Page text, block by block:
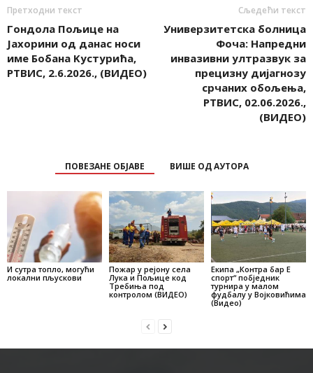
Претходни текст
Гондола Пољице на
Јахорини од данас носи
име Бобана Kустурића,
РТВИС, 2.6.2026., (ВИДЕО)
Сљедећи текст
Универзитетска болница
Фоча: Напредни
инвазивни ултразвук за
прецизну дијагнозу
срчаних обољења,
РТВИС, 02.06.2026.,
(ВИДЕО)
ПОВЕЗАНЕ ОБЈАВЕ ВИШЕ ОД АУТОРА
И сутра топло, могући
локални пљускови
Пожар у рејону села
Лука и Пољице код
Требиња под
контролом (ВИДЕО)
Екипа „Контра бар Е
спорт“ побједник
турнира у малом
фудбалу у Војковићима
(Видео)